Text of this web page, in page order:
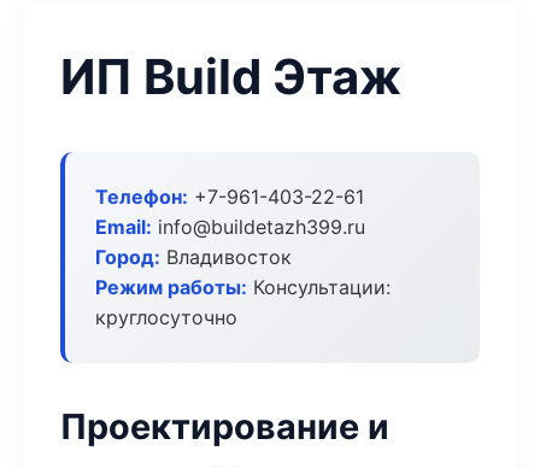
ИП Build Этаж
Телефон: +7-961-403-22-61
Email: info@buildetazh399.ru
Город: Владивосток
Режим работы: Консультации:
круглосуточно
Проектирование и